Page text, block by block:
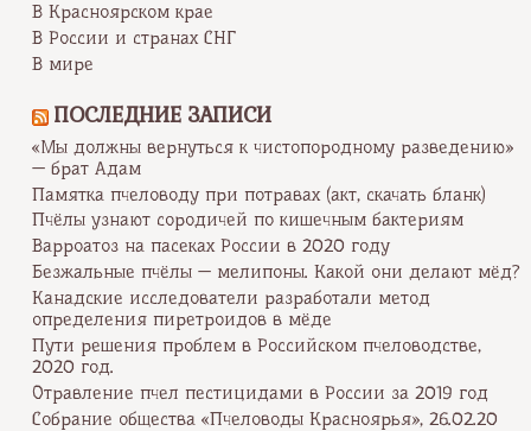
В Красноярском крае
В России и странах СНГ
В мире
ПОСЛЕДНИЕ ЗАПИСИ
«Мы должны вернуться к чистопородному разведению»
— брат Адам
Памятка пчеловоду при потравах (акт, скачать бланк)
Пчёлы узнают сородичей по кишечным бактериям
Варроатоз на пасеках России в 2020 году
Безжальные пчёлы — мелипоны. Какой они делают мёд?
Канадские исследователи разработали метод
определения пиретроидов в мёде
Пути решения проблем в Российском пчеловодстве,
2020 год.
Отравление пчел пестицидами в России за 2019 год
Собрание общества «Пчеловоды Красноярья», 26.02.20